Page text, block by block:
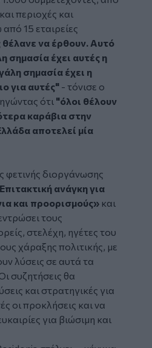
περιοχές και
15 εταιρείες
να έρθουν. Αυτό
σημασία έχει αυτές η
σημασία έχει η
για αυτές" - τόνισε ο
ότι "όλοι θέλουν
καράβια στην
αποτελεί μία
φετινής διοργάνωσης
ανάγκη για
και προορισμούς» και
τους
στελέχη, ηγέτες του
χάραξης πολιτικής, με
λύσεις σε αυτά τα
συζητήσεις θα
και στρατηγικές για
οι προκλήσεις και να
για βιώσιμη και